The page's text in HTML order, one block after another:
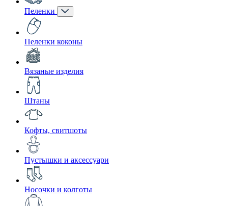
Пеленки
Пеленки коконы
Вязаные изделия
Штаны
Кофты, свитшоты
Пустышки и аксессуари
Носочки и колготы